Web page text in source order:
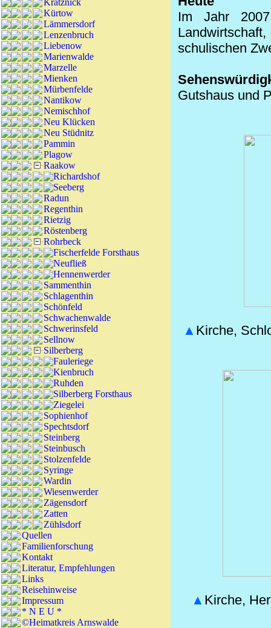
Kratznick
Kürtow
Lämmersdorf
Lenzenbruch
Liebenow
Marienwalde
Marzelle
Mienken
Mürbenfelde
Nantikow
Nemischhof
Neu Klücken
Neu Stüdnitz
Pammin
Plagow
Raakow
Richardshof
Seeberg
Radun
Regenthin
Rietzig
Röstenberg
Rohrbeck
Fischerfelde Forsthaus
Neufließ
Hennenwerder
Sammenthin
Schlagenthin
Schönfeld
Schwachenwalde
Schwerinsfeld
Sellnow
Silberberg
Fauleriege
Kienbruch
Ruhden
Silberberg Forsthaus
Ziegelei
Sophienhof
Spechtsdorf
Steinberg
Steinbusch
Stolzenfelde
Syringe
Wardin
Wiesenwerder
Zägensdorf
Zatten
Zühlsdorf
Quellen
Familienforschung
Kontakt
Literatur, Empfehlungen
Links
Reisehinweise
Impressum
* N E U *
©Heimatkreis Arnswalde
Im Jahr
schulischen
Gutshaus und
▲ Kirche,
▲ Kirche,